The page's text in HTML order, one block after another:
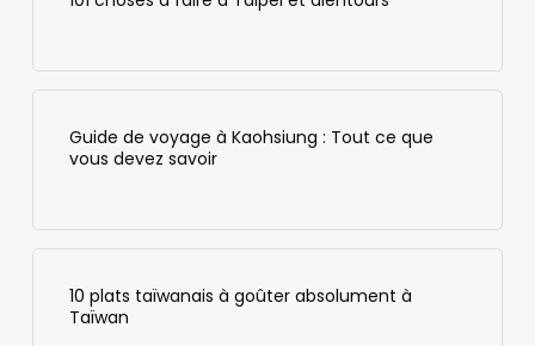
Guide de voyage à Kaohsiung : Tout ce que
vous devez savoir
10 plats taïwanais à goûter absolument à
Taïwan